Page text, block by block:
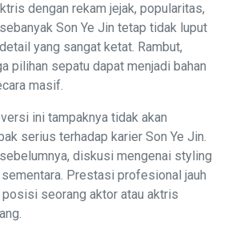
dengan rekam jejak, popularitas,
Son Ye Jin tetap tidak luput
yang sangat ketat. Rambut,
pilihan sepatu dapat menjadi bahan
masif.
ini tampaknya tidak akan
serius terhadap karier Son Ye Jin.
diskusi mengenai styling
Prestasi profesional jauh
posisi seorang aktor atau aktris